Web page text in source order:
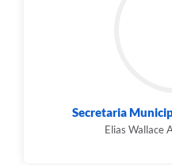
Secretaria
Elias Wallace